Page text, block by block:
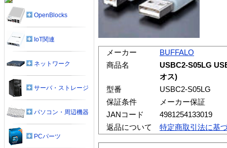
メーカー
BUFFALO
商品名
USBC2-S05LG
オス)
型番
USBC2-S05LG
保証条件
メーカー保証
JANコード
4981254133019
返品について
特定商取引法に基
OpenBlocks
IoT関連
ネットワーク
サーバ・ストレージ
パソコン・周辺機器
PCパーツ